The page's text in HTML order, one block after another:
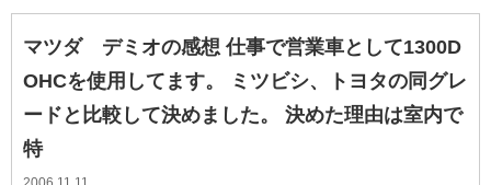
マツダ デミオの感想 仕事で営業車として1300D
OHCを使用してます。 ミツビシ、トヨタの同グレ
ードと比較して決めました。 決めた理由は室内で
特